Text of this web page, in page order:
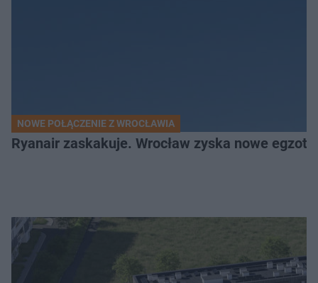
NOWE POŁĄCZENIE Z WROCŁAWIA
Ryanair zaskakuje. Wrocław zyska nowe